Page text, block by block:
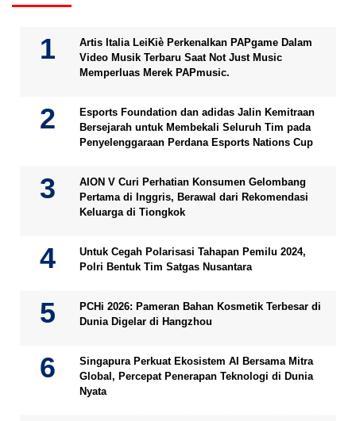
Artis Italia LeiKiè Perkenalkan PAPgame Dalam
Video Musik Terbaru Saat Not Just Music
Memperluas Merek PAPmusic.
Esports Foundation dan adidas Jalin Kemitraan
Bersejarah untuk Membekali Seluruh Tim pada
Penyelenggaraan Perdana Esports Nations Cup
AION V Curi Perhatian Konsumen Gelombang
Pertama di Inggris, Berawal dari Rekomendasi
Keluarga di Tiongkok
Untuk Cegah Polarisasi Tahapan Pemilu 2024,
Polri Bentuk Tim Satgas Nusantara
PCHi 2026: Pameran Bahan Kosmetik Terbesar di
Dunia Digelar di Hangzhou
Singapura Perkuat Ekosistem AI Bersama Mitra
Global, Percepat Penerapan Teknologi di Dunia
Nyata